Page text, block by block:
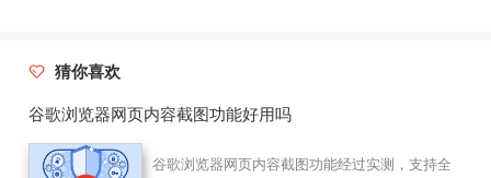
猜你喜欢
谷歌浏览器网页内容截图功能好用吗
谷歌浏览器网页内容截图功能经过实测，支持全